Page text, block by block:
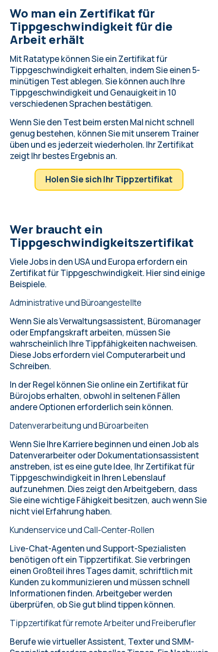
Wo man ein Zertifikat für
Tippgeschwindigkeit für die
Arbeit erhält
Mit Ratatype können Sie ein Zertifikat für
Tippgeschwindigkeit erhalten, indem Sie einen 5-
minütigen Test ablegen. Sie können auch Ihre
Tippgeschwindigkeit und Genauigkeit in 10
verschiedenen Sprachen bestätigen.
Wenn Sie den Test beim ersten Mal nicht schnell
genug bestehen, können Sie mit unserem Trainer
üben und es jederzeit wiederholen. Ihr Zertifikat
zeigt Ihr bestes Ergebnis an.
Holen Sie sich Ihr Tippzertifikat
Wer braucht ein
Tippgeschwindigkeitszertifikat
Viele Jobs in den USA und Europa erfordern ein
Zertifikat für Tippgeschwindigkeit. Hier sind einige
Beispiele.
Administrative und Büroangestellte
Wenn Sie als Verwaltungsassistent, Büromanager
oder Empfangskraft arbeiten, müssen Sie
wahrscheinlich Ihre Tippfähigkeiten nachweisen.
Diese Jobs erfordern viel Computerarbeit und
Schreiben.
In der Regel können Sie online ein Zertifikat für
Bürojobs erhalten, obwohl in seltenen Fällen
andere Optionen erforderlich sein können.
Datenverarbeitung und Büroarbeiten
Wenn Sie Ihre Karriere beginnen und einen Job als
Datenverarbeiter oder Dokumentationsassistent
anstreben, ist es eine gute Idee, Ihr Zertifikat für
Tippgeschwindigkeit in Ihren Lebenslauf
aufzunehmen. Dies zeigt den Arbeitgebern, dass
Sie eine wichtige Fähigkeit besitzen, auch wenn Sie
nicht viel Erfahrung haben.
Kundenservice und Call-Center-Rollen
Live-Chat-Agenten und Support-Spezialisten
benötigen oft ein Tippzertifikat. Sie verbringen
einen Großteil ihres Tages damit, schriftlich mit
Kunden zu kommunizieren und müssen schnell
Informationen finden. Arbeitgeber werden
überprüfen, ob Sie gut blind tippen können.
Tippzertifikat für remote Arbeiter und Freiberufler
Berufe wie virtueller Assistent, Texter und SMM-